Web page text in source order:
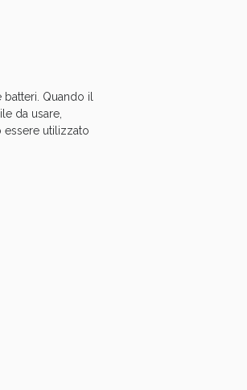
Quando il
da usare,
utilizzato